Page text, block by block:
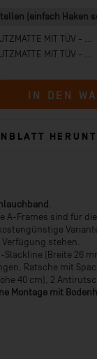
(einfach Haken
FALLSCHUTZMATTE MIT TÜV - SK 100
FALLSCHUTZMATTE MIT TÜV - SK 150
IN DEN
.
A-Frames sind für
stehen.
(Breite 26
Ratsche mit
40 cm), 2
Montage mit